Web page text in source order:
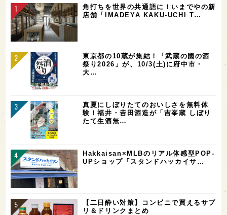
角打ちを世界の共通語に！いまでやの新
店舗「IMADEYA KAKU-UCHI T…
東京都の10蔵が集結！「武蔵の國の酒
祭り2026」が、10/3(土)に府中市・
大…
真夏にしぼりたてのおいしさを無料体
験！福井・𠮷田酒造が「吉峯蔵 しぼり
たて生酒無…
Hakkaisan×MLBのリアル体感型POP-
UPショップ「スタンドハッカイサ…
【二日酔い対策】コンビニで買えるサプ
リ＆ドリンクまとめ